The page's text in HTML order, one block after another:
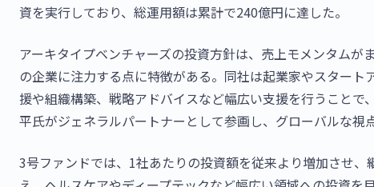
資を実行しており、総運用額は累計で240億円に達した。
アーキタイプベンチャーズの投資方針は、売上モメンタム
の企業に注力する点に特徴がある。同社は起業家やスター
援や組織構築、戦略アドバイスなど幅広い支援を行うこと
平氏がジェネラルパートナーとして参画し、グローバルな視
3号ファンドでは、1社あたりの投資額を従来より増加させ